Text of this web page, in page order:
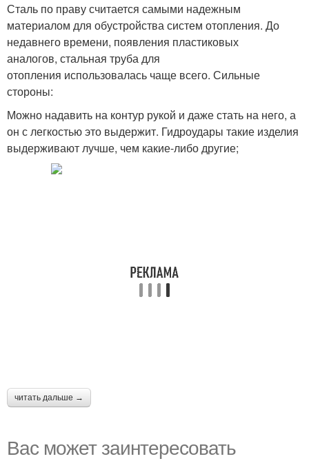
Сталь по праву считается самыми надежным
материалом для обустройства систем отопления. До
недавнего времени, появления пластиковых
аналогов, стальная труба для
отопления использовалась чаще всего. Сильные
стороны:
Можно надавить на контур рукой и даже стать на него, а
он с легкостью это выдержит. Гидроудары такие изделия
выдерживают лучше, чем какие-либо другие;
читать дальше →
Вас может заинтересовать